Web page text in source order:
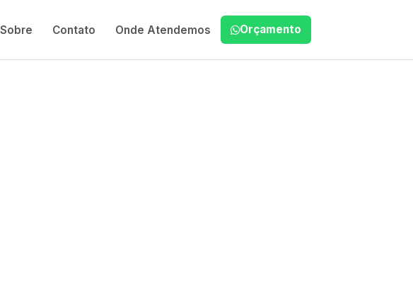
Sobre Contato Onde Atendemos Orçamento